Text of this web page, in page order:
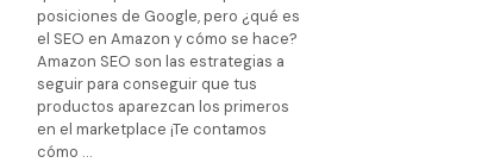
posiciones de Google, pero ¿qué es
el SEO en Amazon y cómo se hace?
Amazon SEO son las estrategias a
seguir para conseguir que tus
productos aparezcan los primeros
en el marketplace ¡Te contamos
cómo …